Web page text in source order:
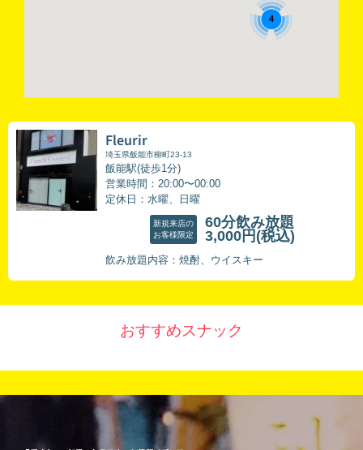
4
Fleurir
埼玉県飯能市柳町23-13
飯能駅(徒歩1分)
営業時間：20:00〜00:00
定休日：水曜、日曜
新規来店の
お客様限定
60分飲み放題
3,000円 (税込)
飲み放題内容：焼酎、ウイスキー
おすすめスナック